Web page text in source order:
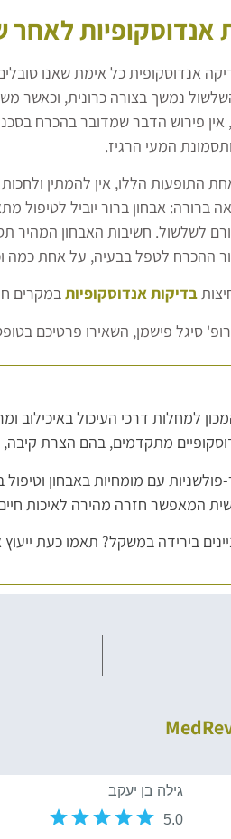
אנדוסקופיות לאחר
אנדוסקופית כל אימת שאנו
נמשך בצורה כרונית, וכאשר
אין פירוש הדבר שמדובר בהכרח
המעי הרגיז.
התופעות הללו, אין להמתין
ברורה: אבחון ברור יוביל לטיפול
לשלשול. חשיבות האבחון המהיר
ההכרח לטפל בבעיה, על אחת כמה
בדיקות אנדוסקופיותבמקרים
סיגל פישמן, השאירו פרטיכם
למחלות דרכי העיכול
מתקדמים, בהם הצרת קיבה,
פולשניות עם מומחיות באבחון
המאפשר חזרה מהירה לאיכות
בירידה במשקל? תאמו כעת